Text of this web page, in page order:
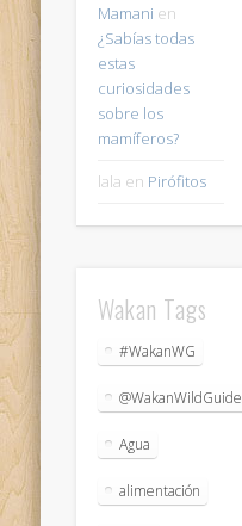
Mamani en
¿Sabías todas
estas
curiosidades
sobre los
mamíferos?
lala en Pirófitos
Wakan Tags
#WakanWG
@WakanWildGuide
Agua
alimentación